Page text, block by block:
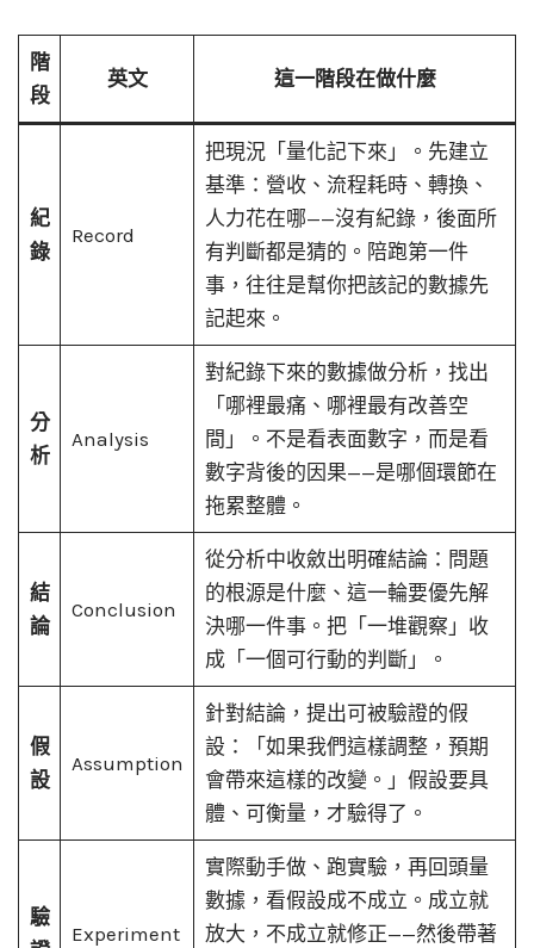
階
段
英文 這一階段在做什麼
紀
錄
Record
把現況「量化記下來」。先建立
基準：營收、流程耗時、轉換、
人力花在哪——沒有紀錄，後面所
有判斷都是猜的。陪跑第一件
事，往往是幫你把該記的數據先
記起來。
分
析
Analysis
對紀錄下來的數據做分析，找出
「哪裡最痛、哪裡最有改善空
間」。不是看表面數字，而是看
數字背後的因果——是哪個環節在
拖累整體。
結
論
Conclusion
從分析中收斂出明確結論：問題
的根源是什麼、這一輪要優先解
決哪一件事。把「一堆觀察」收
成「一個可行動的判斷」。
假
設
Assumption
針對結論，提出可被驗證的假
設：「如果我們這樣調整，預期
會帶來這樣的改變。」假設要具
體、可衡量，才驗得了。
驗
Experiment
實際動手做、跑實驗，再回頭量
數據，看假設成不成立。成立就
放大，不成立就修正——然後帶著